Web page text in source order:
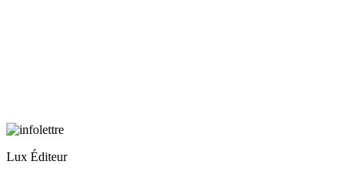
Lux Éditeur